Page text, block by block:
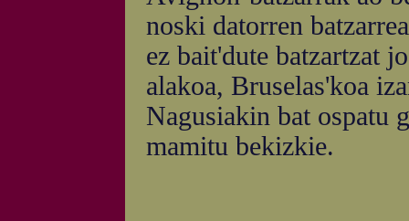
noski datorren
ez bait'dute batzartzat
alakoa, Bruselas'koa
Nagusiakin bat ospatu
mamitu bekizkie.